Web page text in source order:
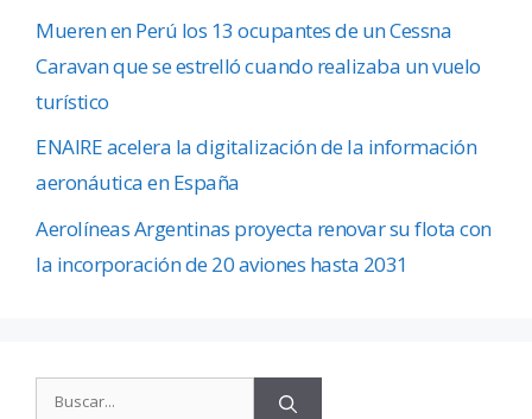
Mueren en Perú los 13 ocupantes de un Cessna
Caravan que se estrelló cuando realizaba un vuelo
turístico
ENAIRE acelera la digitalización de la información
aeronáutica en España
Aerolíneas Argentinas proyecta renovar su flota con
la incorporación de 20 aviones hasta 2031